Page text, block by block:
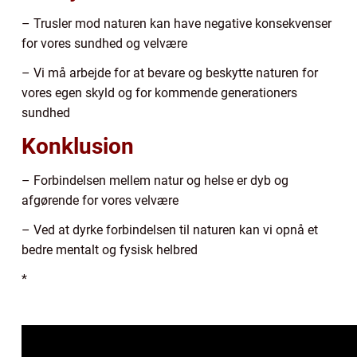
– Trusler mod naturen kan have negative konsekvenser
for vores sundhed og velvære
– Vi må arbejde for at bevare og beskytte naturen for
vores egen skyld og for kommende generationers
sundhed
Konklusion
– Forbindelsen mellem natur og helse er dyb og
afgørende for vores velvære
– Ved at dyrke forbindelsen til naturen kan vi opnå et
bedre mentalt og fysisk helbred
*